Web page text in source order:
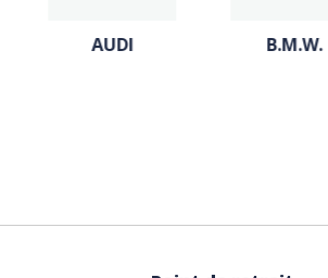
AUDI B.M.W.